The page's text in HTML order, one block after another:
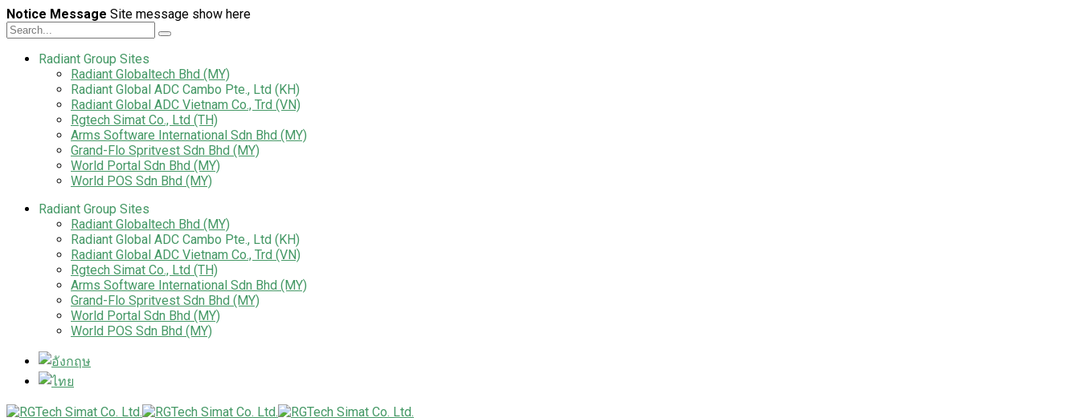
Notice Message Site message show here
Radiant Group Sites
Radiant Globaltech Bhd (MY)
Radiant Global ADC Cambo Pte., Ltd (KH)
Radiant Global ADC Vietnam Co., Trd (VN)
Rgtech Simat Co., Ltd (TH)
Arms Software International Sdn Bhd (MY)
Grand-Flo Spritvest Sdn Bhd (MY)
World Portal Sdn Bhd (MY)
World POS Sdn Bhd (MY)
Radiant Group Sites
Radiant Globaltech Bhd (MY)
Radiant Global ADC Cambo Pte., Ltd (KH)
Radiant Global ADC Vietnam Co., Trd (VN)
Rgtech Simat Co., Ltd (TH)
Arms Software International Sdn Bhd (MY)
Grand-Flo Spritvest Sdn Bhd (MY)
World Portal Sdn Bhd (MY)
World POS Sdn Bhd (MY)